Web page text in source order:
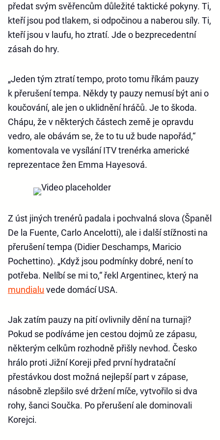
předat svým svěřencům důležité taktické pokyny. Ti,
kteří jsou pod tlakem, si odpočinou a naberou síly. Ti,
kteří jsou v laufu, ho ztratí. Jde o bezprecedentní
zásah do hry.
„Jeden tým ztratí tempo, proto tomu říkám pauzy
k přerušení tempa. Někdy ty pauzy nemusí být ani o
koučování, ale jen o uklidnění hráčů. Je to škoda.
Chápu, že v některých částech země je opravdu
vedro, ale obávám se, že to tu už bude napořád,“
komentovala ve vysílání ITV trenérka americké
reprezentace žen Emma Hayesová.
Z úst jiných trenérů padala i pochvalná slova (Španěl
De la Fuente, Carlo Ancelotti), ale i další stížnosti na
přerušení tempa (Didier Deschamps, Maricio
Pochettino). „Když jsou podmínky dobré, není to
potřeba. Nelíbí se mi to,“ řekl Argentinec, který na
mundialu vede domácí USA.
Jak zatím pauzy na pití ovlivnily dění na turnaji?
Pokud se podíváme jen cestou dojmů ze zápasu,
některým celkům rozhodně přišly nevhod. Česko
hrálo proti Jižní Koreji před první hydratační
přestávkou dost možná nejlepší part v zápase,
násobně zlepšilo své držení míče, vytvořilo si dva
rohy, šanci Součka. Po přerušení ale dominovali
Korejci.